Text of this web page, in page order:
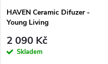
HAVEN Ceramic Difuzer -
Young Living
2 090 Kč
Skladem